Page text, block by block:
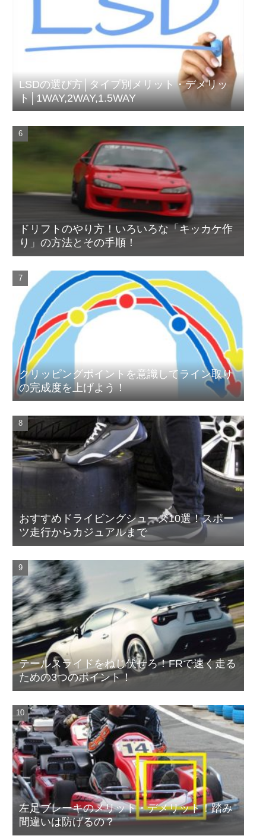
LSDの選び方│タイプ別メリット・デメリッ
ト│1WAY,2WAY,1.5WAY
ドリフトのやり方！いろいろな「キッカケ作
り」の方法とその手順！
クリッピングポイントを意識してライン取り
の完成度を上げよう！
おすすめドライビングシューズ10選！スポー
ツ走行からカジュアルまで
テールスライドをねじ伏せろ！FRで速く走る
ための3つのポイント！
左足ブレーキのメリット・デメリット！踏み
間違いは防げるの？